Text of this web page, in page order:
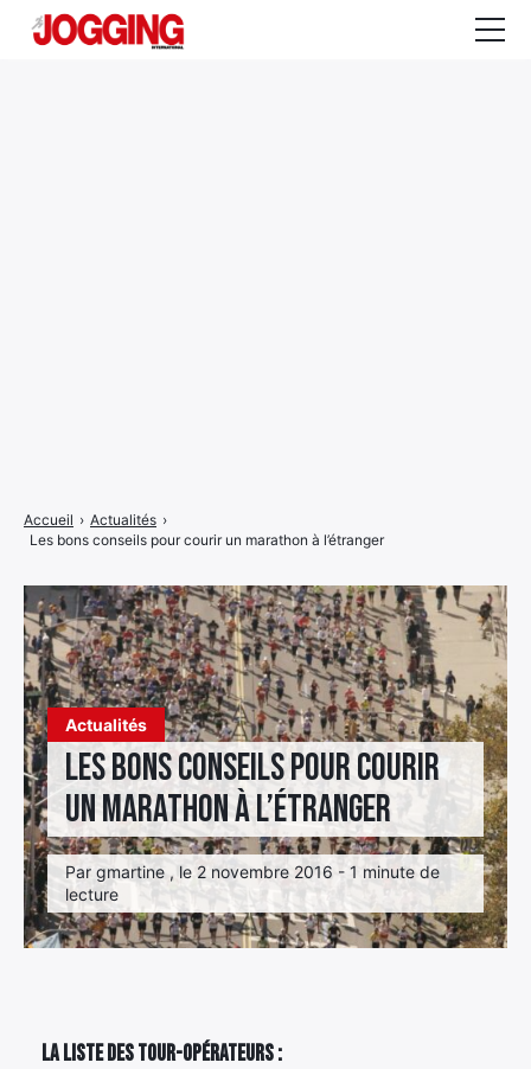
Actualités
Les bons conseils pour courir
un marathon à l’étranger
Par gmartine , le 2 novembre 2016 - 1 minute de
lecture
Accueil › Actualités ›
Les bons conseils pour courir un marathon à l’étranger
La liste des tour-opérateurs :
de
menu
Élément
de
menu
Élément
de
menu